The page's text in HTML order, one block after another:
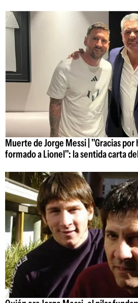
Muerte de Jorge Messi | "Gracias
formado a Lionel": la sentida carta